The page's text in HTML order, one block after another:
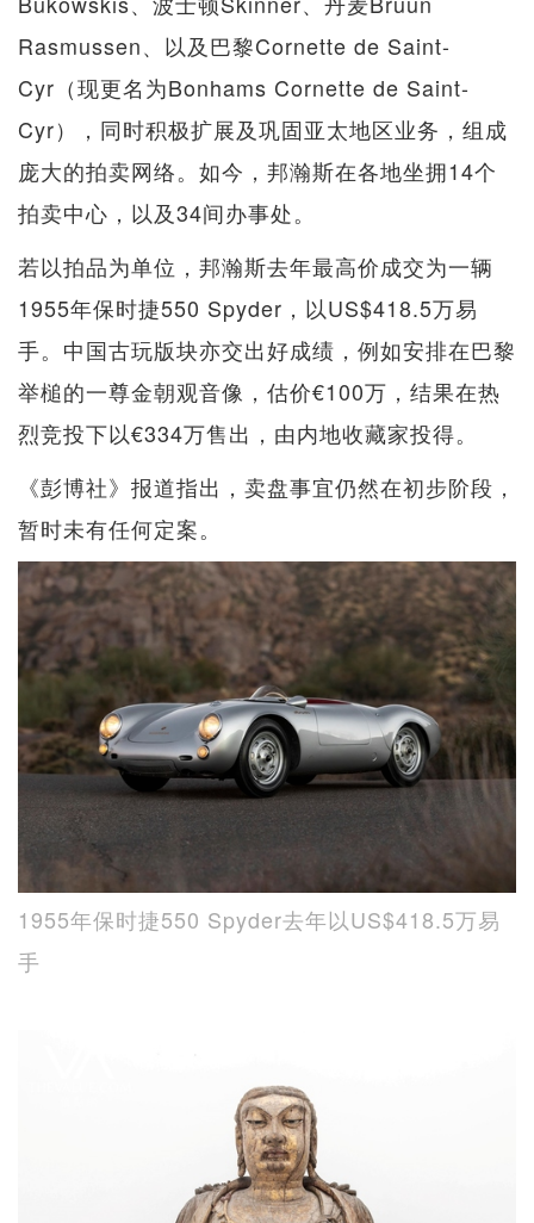
Rasmussen、以及巴黎Cornette de Saint-
Cyr（现更名为Bonhams Cornette de Saint-
Cyr），同时积极扩展及巩固亚太地区业务，组成
庞大的拍卖网络。如今，邦瀚斯在各地坐拥14个
拍卖中心，以及34间办事处。
若以拍品为单位，邦瀚斯去年最高价成交为一辆
1955年保时捷550 Spyder，以US$418.5万易
手。中国古玩版块亦交出好成绩，例如安排在巴黎
举槌的一尊金朝观音像，估价€100万，结果在热
烈竞投下以€334万售出，由内地收藏家投得。
《彭博社》报道指出，卖盘事宜仍然在初步阶段，
暂时未有任何定案。
1955年保时捷550 Spyder去年以US$418.5万易
手